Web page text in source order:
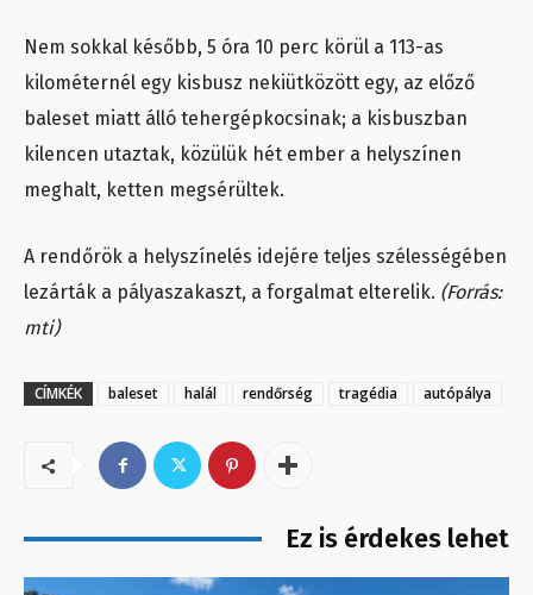
Nem sokkal később, 5 óra 10 perc körül a 113-as
kilométernél egy kisbusz nekiütközött egy, az előző
baleset miatt álló tehergépkocsinak; a kisbuszban
kilencen utaztak, közülük hét ember a helyszínen
meghalt, ketten megsérültek.
A rendőrök a helyszínelés idejére teljes szélességében
lezárták a pályaszakaszt, a forgalmat elterelik. (Forrás:
mti)
CÍMKÉK baleset halál rendőrség tragédia autópálya
Ez is érdekes lehet